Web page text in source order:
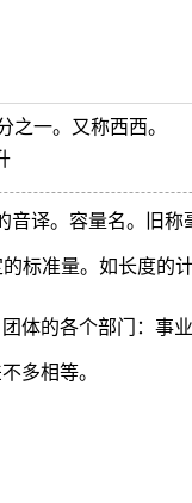
之一。又称西西。
音译。容量名。旧
标准量。如长度的
体的各个部门：事
多相等。